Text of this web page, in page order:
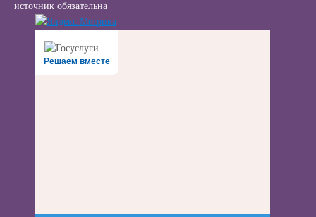
источник обязательна
Решаем вместе